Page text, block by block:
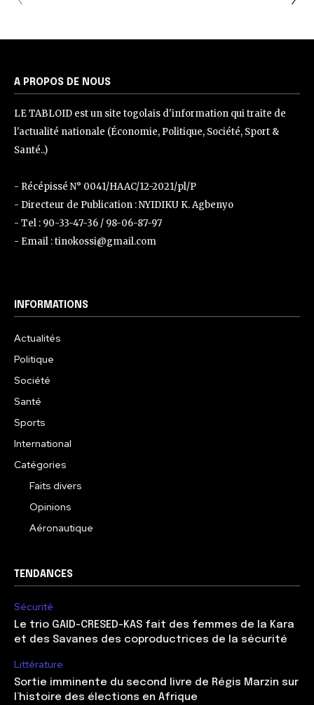
A PROPOS DE NOUS
LE TABLOID est un site togolais d'information qui traite de
l'actualité nationale (Économie, Politique, Société, Sport &
Santé..)
- Récépissé N° 0041/HAAC/12-2021/pl/P
- Directeur de Publication : NYIDIKU K. Agbenyo
- Tel : 90-33-47-36 / 98-06-87-97
- Email : tinokossi@gmail.com
INFORMATIONS
Actualités
Politique
Société
Santé
Sports
International
Catégories
Faits divers
Opinions
Aéronautique
TENDANCES
Sécurité
Le trio GAID-CRESED-KAS fait des femmes de la Kara
et des Savanes des coproductrices de la sécurité
Littérature
Sortie imminente du second livre de Régis Marzin sur
l’histoire des élections en Afrique